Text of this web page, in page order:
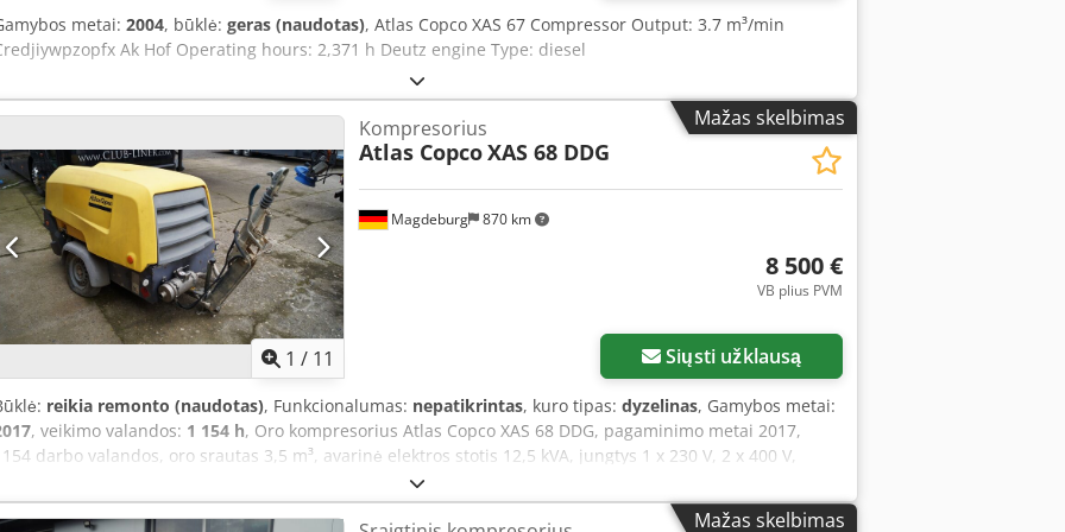
metai: 2004, būklė: geras (naudotas), Atlas Copco XAS 67 Compressor Output: 3.7 m³/min
Ak Hof Operating hours: 2,371 h Deutz engine Type: diesel
Mažas skelbimas
1 / 11
Magdeburg 870 km
Kompresorius
Atlas CopcoXAS 68 DDG
8 500 €
VB plius PVM
Siųsti užklausą
reikia remonto (naudotas), Funkcionalumas: nepatikrintas, kuro tipas: dyzelinas, Gamybos metai:
, veikimo valandos: 1 154 h, Oro kompresorius Atlas Copco XAS 68 DDG, pagaminimo metai 2017,
darbo valandos, oro srautas 3,5 m³, avarinė elektros stotis 12,5 kVA, jungtys 1 x 230 V, 2 x 400 V,
serijos numeris YA3064303H0461812, ašis išlinkusi, kompresorius kitaip techniškai tvarkingas,
registracija yra. Cedpfx Aksy Aktao Hjrf
Mažas skelbimas